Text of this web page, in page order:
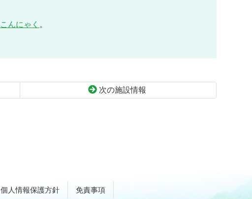
こんにゃく 。
次の施設情報
個人情報保護方針 免責事項